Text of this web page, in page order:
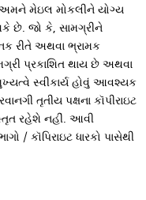
અમને મેઇલ મોકલીને યોગ્ય
છે. જો કે, સામગ્રીને
રીતે અથવા ભ્રામક
પ્રકાશિત થાય છે અથવા
સ્વીકાર્ય હોવું આવશ્યક
તૃતીય પક્ષના કૉપીરાઇટ
રહેશે નહીં. આવી
/ કૉપિરાઇટ ધારકો પાસેથી